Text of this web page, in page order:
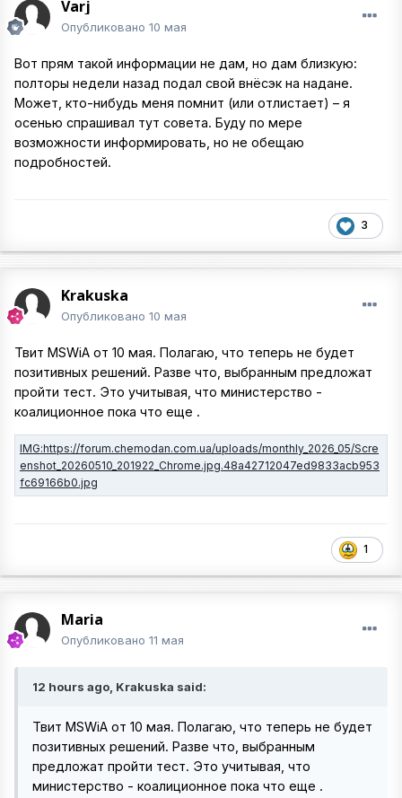
Varj
Опубликовано 10 мая
Вот прям такой информации не дам, но дам близкую:
полторы недели назад подал свой внёсэк на надане.
Может, кто-нибудь меня помнит (или отлистает) – я
осенью спрашивал тут совета. Буду по мере
возможности информировать, но не обещаю
подробностей.
3
Krakuska
Опубликовано 10 мая
Твит MSWiA от 10 мая. Полагаю, что теперь не будет
позитивных решений. Разве что, выбранным предложат
пройти тест. Это учитывая, что министерство -
коалиционное пока что еще .
1
Maria
Опубликовано 11 мая
12 hours ago, Krakuska said:
Твит MSWiA от 10 мая. Полагаю, что теперь не будет
позитивных решений. Разве что, выбранным
предложат пройти тест. Это учитывая, что
министерство - коалиционное пока что еще .